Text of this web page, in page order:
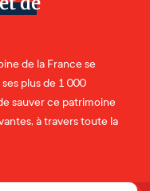
de la France se
plus de 1 000
sauver ce patrimoine
à travers toute la